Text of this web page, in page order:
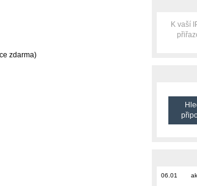
zdarma)
K vaší
06.01